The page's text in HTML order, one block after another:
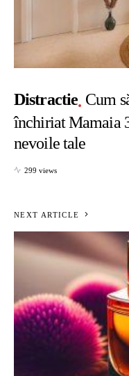
Distractie Cum
închiriat Mamaia
nevoile tale
299 views
NEXT ARTICLE